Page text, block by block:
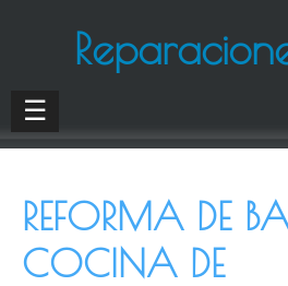
☰
REFORMA DE
COCINA DE